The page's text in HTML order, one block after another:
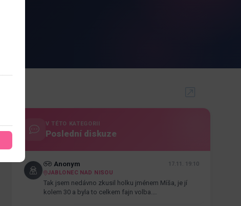
V TÉTO KATEGORII
Poslední diskuze
Anonym
17.11. 19:10
JABLONEC NAD NISOU
Tak jsem nedávno zkusil holku jménem Míša, je jí
kolem 30 a byla to celkem fajn volba.…